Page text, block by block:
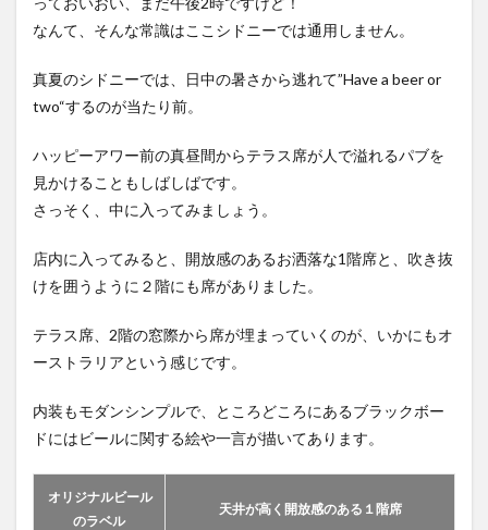
なんて、そんな常識はここシドニーでは通用しません。
真夏のシドニーでは、日中の暑さから逃れて”Have a beer or
two“するのが当たり前。
ハッピーアワー前の真昼間からテラス席が人で溢れるパブを
見かけることもしばしばです。
さっそく、中に入ってみましょう。
店内に入ってみると、開放感のあるお洒落な1階席と、吹き抜
けを囲うように２階にも席がありました。
テラス席、2階の窓際から席が埋まっていくのが、いかにもオ
ーストラリアという感じです。
内装もモダンシンプルで、ところどころにあるブラックボー
ドにはビールに関する絵や一言が描いてあります。
オリジナルビール
のラベル
天井が高く開放感のある１階席